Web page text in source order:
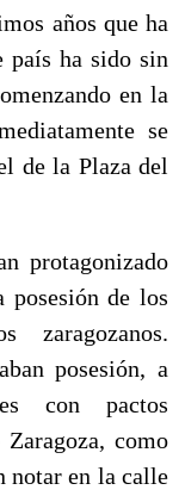
años que ha
país ha sido sin
en la
se
de la Plaza del
protagonizado
de los
zaragozanos.
posesión, a
con pactos
como
notar en la calle